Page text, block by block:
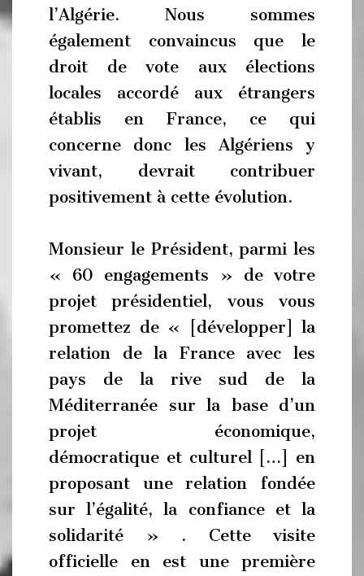
l’Algérie. Nous sommes
également convaincus que le
droit de vote aux élections
locales accordé aux étrangers
établis en France, ce qui
concerne donc les Algériens y
vivant, devrait contribuer
positivement à cette évolution.
Monsieur le Président, parmi les
« 60 engagements » de votre
projet présidentiel, vous vous
promettez de « [développer] la
relation de la France avec les
pays de la rive sud de la
Méditerranée sur la base d’un
projet économique,
démocratique et culturel […] en
proposant une relation fondée
sur l’égalité, la confiance et la
solidarité » . Cette visite
officielle en est une première